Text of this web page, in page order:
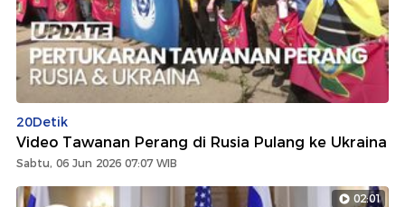
20Detik
Video Tawanan Perang di Rusia Pulang ke Ukraina
Sabtu, 06 Jun 2026 07:07 WIB
02:01